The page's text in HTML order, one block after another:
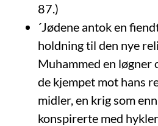
87.)
´Jødene antok en
holdning til den nye
Muhammed en løgner
de kjempet mot hans
midler, en krig som
konspirerte med